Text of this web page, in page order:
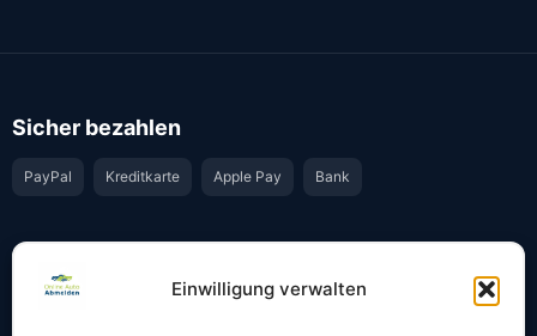
Einwilligung verwalten
Sicher bezahlen
PayPal Kreditkarte Apple Pay Bank